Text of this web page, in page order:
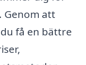
Genom att
få en bättre